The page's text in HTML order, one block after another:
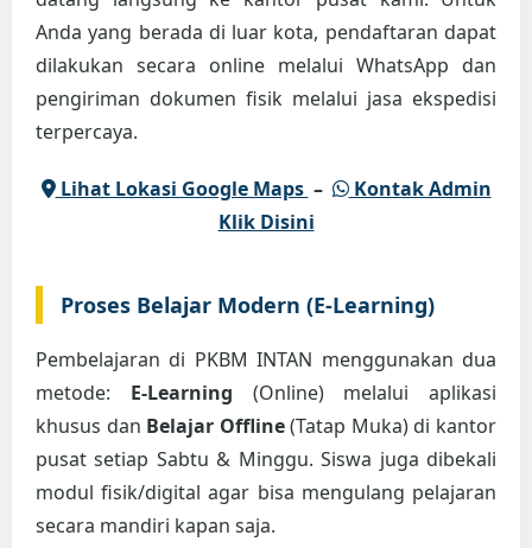
Anda yang berada di luar kota, pendaftaran dapat
dilakukan secara online melalui WhatsApp dan
pengiriman dokumen fisik melalui jasa ekspedisi
terpercaya.
Lihat Lokasi Google Maps –
Kontak Admin
Klik Disini
Proses Belajar Modern (E-Learning)
Pembelajaran di PKBM INTAN menggunakan dua
metode: E-Learning (Online) melalui aplikasi
khusus dan Belajar Offline(Tatap Muka) di kantor
pusat setiap Sabtu & Minggu. Siswa juga dibekali
modul fisik/digital agar bisa mengulang pelajaran
secara mandiri kapan saja.